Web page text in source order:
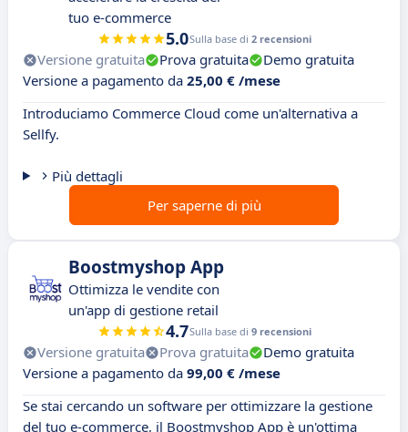
tuo e-commerce
5.0Sulla base di 2 recensioni
Versione gratuita Prova gratuita
Demo gratuita
Versione a pagamento da 25,00 € /mese
Introduciamo Commerce Cloud come un'alternativa a
Sellfy.
Più dettagli
Per saperne di più
Boostmyshop App
Ottimizza le vendite con
un'app di gestione retail
4.7Sulla base di 9 recensioni
Versione gratuita Prova gratuita
Demo gratuita
Versione a pagamento da 99,00 € /mese
Se stai cercando un software per ottimizzare la gestione
del tuo e-commerce, il Boostmyshop App è un'ottima